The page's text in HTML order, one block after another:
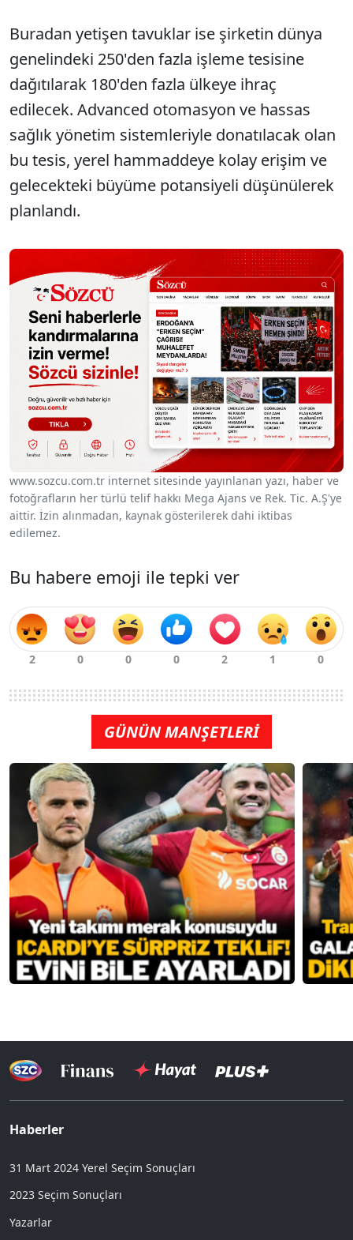
Buradan yetişen tavuklar ise şirketin dünya
genelindeki 250'den fazla işleme tesisine
dağıtılarak 180'den fazla ülkeye ihraç
edilecek. Advanced otomasyon ve hassas
sağlık yönetim sistemleriyle donatılacak olan
bu tesis, yerel hammaddeye kolay erişim ve
gelecekteki büyüme potansiyeli düşünülerek
planlandı.
www.sozcu.com.tr internet sitesinde yayınlanan yazı, haber ve
fotoğrafların her türlü telif hakkı Mega Ajans ve Rek. Tic. A.Ş'ye
aittir. İzin alınmadan, kaynak gösterilerek dahi iktibas
edilemez.
Bu habere emoji ile tepki ver
GÜNÜN MANŞETLERİ
Haberler
31 Mart 2024 Yerel Seçim Sonuçları
2023 Seçim Sonuçları
Yazarlar